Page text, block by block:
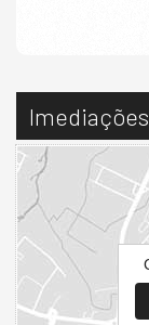
Imediações